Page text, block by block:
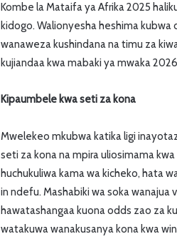
Kombe la Mataifa ya Afrika 2025
kidogo. Walionyesha heshima
wanaweza kushindana na timu za
kujiandaa kwa mabaki ya mwaka
Kipaumbele kwa seti za kona
Mwelekeo mkubwa katika ligi
seti za kona na mpira uliosimama
huchukuliwa kama wa kicheko, hata
in ndefu. Mashabiki wa soka wanajua
hawatashangaa kuona odds zao za
watakuwa wanakusanya kona kwa